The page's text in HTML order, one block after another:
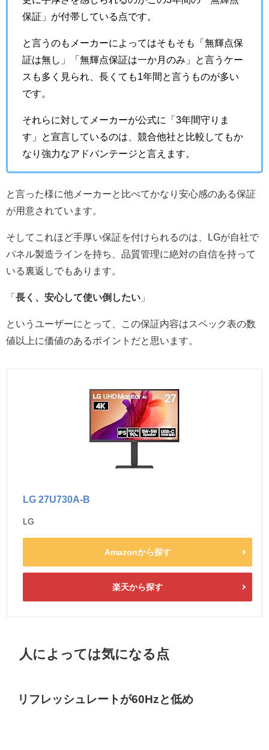
保証」が付帯している点です。
と言うのもメーカーによってはそもそも「無輝点保
証は無し」「無輝点保証は一か月のみ」と言うケー
スも多く見られ、長くても1年間と言うものが多い
です。
それらに対してメーカーが公式に「3年間守りま
す」と宣言しているのは、競合他社と比較してもか
なり強力なアドバンテージと言えます。
と言った様に他メーカーと比べてかなり安心感のある保証
が用意されています。
そしてこれほど手厚い保証を付けられるのは、LGが自社で
パネル製造ラインを持ち、品質管理に絶対の自信を持って
いる裏返しでもあります。
「 長く、安心して使い倒したい 」
というユーザーにとって、この保証内容はスペック表の数
値以上に価値のあるポイントだと思います。
LG 27U730A-B
LG
Amazonから探す
楽天から探す
人によっては気になる点
リフレッシュレートが60Hzと低め